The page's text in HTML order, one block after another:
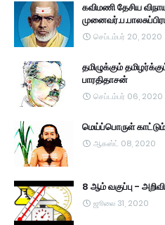
கவிமணி தேசிய
செப்டம்பர் 20, 2020
தமிழுக்கும்
பாரதிதாசன்
செப்டம்பர் 06, 2020
மெய்ப்பொருள்
ஆகஸ்ட் 08, 2020
8 ஆம் வகுப்பு -
ஜூலை 31, 2020